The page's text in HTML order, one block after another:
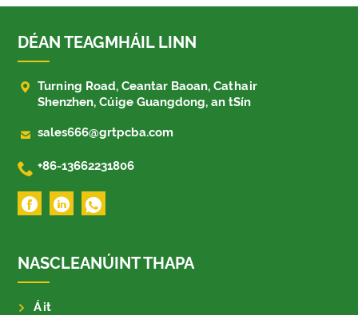
DÉAN TEAGMHÁIL LINN
 Turning Road, Ceantar Baoan, Cathair
Shenzhen, Cúige Guangdong, an tSín
 sales666@grtpcba.com
 +86-13662231806
NASCLEANÚINT THAPA
Áit